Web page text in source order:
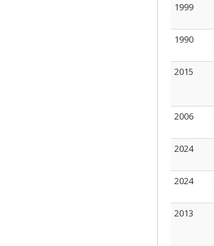
1999
1990
2015
2006
2024
2024
2013